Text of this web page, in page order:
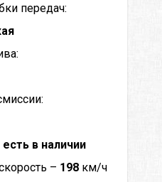
передач:
есть в наличии
– 198 км/ч